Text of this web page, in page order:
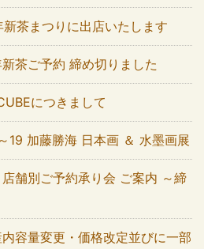
新茶まつりに出店いたします
茶ご予約 締め切りました
につきまして
19 加藤勝海 日本画 ＆ 水墨画展
店舗別ご予約承り会 ご案内 ～締
容量変更・価格改定並びに一部